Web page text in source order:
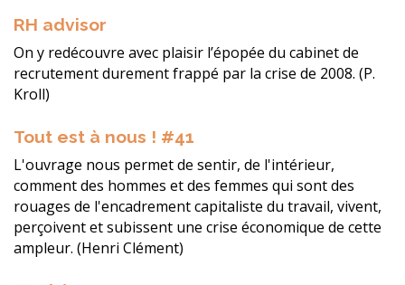
RH advisor
On y redécouvre avec plaisir l’épopée du cabinet de
recrutement durement frappé par la crise de 2008. (P.
Kroll)
Tout est à nous ! #41
L'ouvrage nous permet de sentir, de l'intérieur,
comment des hommes et des femmes qui sont des
rouages de l'encadrement capitaliste du travail, vivent,
perçoivent et subissent une crise économique de cette
ampleur. (Henri Clément)